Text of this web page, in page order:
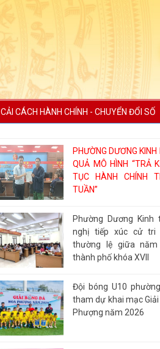
CẢI CÁCH HÀNH CHÍNH - CHUYỂN ĐỔI SỐ
PHƯỜNG DƯƠNG KINH
QUẢ MÔ HÌNH “TRẢ
TỤC HÀNH CHÍNH
TUẦN”
Phường Dương Kinh
nghị tiếp xúc cử tri
thường lệ giữa năm
thành phố khóa XVII
Đội bóng U10
tham dự khai mạc
Phượng năm 2026